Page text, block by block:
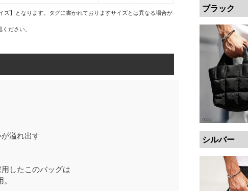
ズ】となります。タグに書かれておりますサイズとは異なる場合が
ください。
溢れ出す
したこのバッグは
ブラック
シルバー